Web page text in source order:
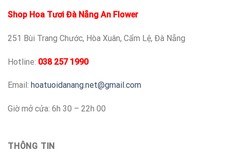
Shop Hoa Tươi Đà Nẵng An Flower
251 Bùi Trang Chước, Hòa Xuân, Cẩm Lệ, Đà Nẵng
Hotline: 038 257 1990
Email: hoatuoidanang.net@gmail.com
Giờ mở cửa: 6h 30 – 22h 00
THÔNG TIN